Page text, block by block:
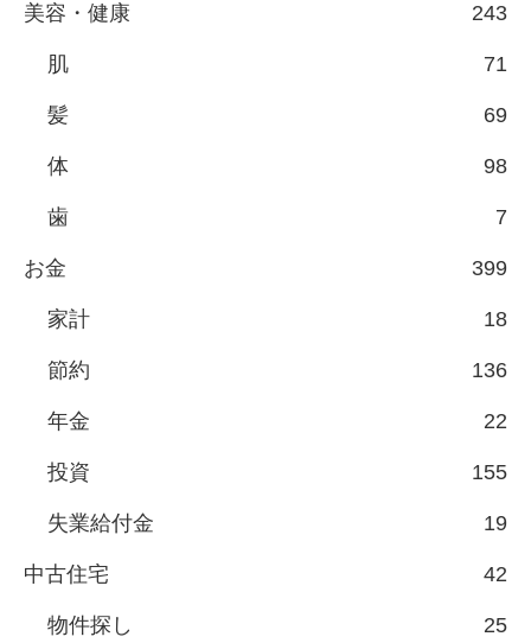
美容・健康 243
肌 71
髪 69
体 98
歯 7
お金 399
家計 18
節約 136
年金 22
投資 155
失業給付金 19
中古住宅 42
物件探し 25